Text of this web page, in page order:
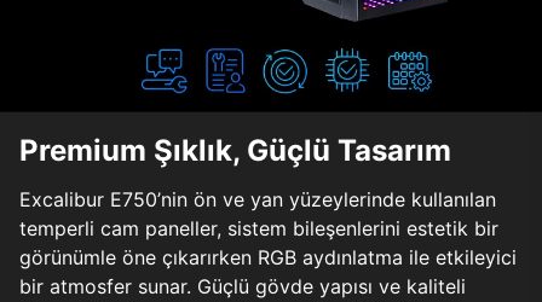
Premium Şıklık, Güçlü Tasarım
Excalibur E750’nin ön ve yan yüzeylerinde kullanılan
temperli cam paneller, sistem bileşenlerini estetik bir
görünümle öne çıkarırken RGB aydınlatma ile etkileyici
bir atmosfer sunar. Güçlü gövde yapısı ve kaliteli